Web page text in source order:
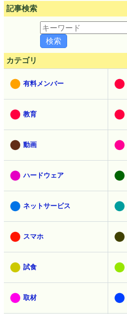
記事検索
カテゴリ
有料メンバー
教育
動画
ハードウェア
ネットサービス
スマホ
試食
取材